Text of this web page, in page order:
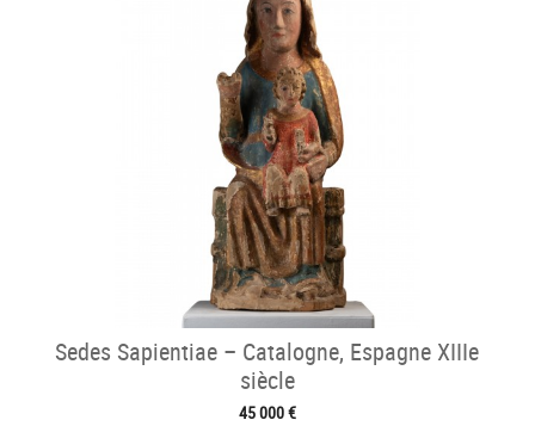
Sedes Sapientiae – Catalogne, Espagne XIIIe
siècle
45 000 €